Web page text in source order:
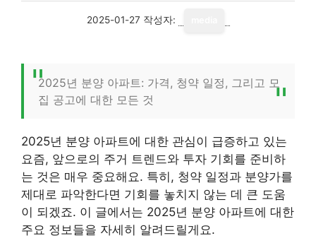
2025-01-27 작성자:
2025년 분양 아파트: 가격, 청약 일정, 그리고 모
집 공고에 대한 모든 것
2025년 분양 아파트에 대한 관심이 급증하고 있는
요즘, 앞으로의 주거 트렌드와 투자 기회를 준비하
는 것은 매우 중요해요. 특히, 청약 일정과 분양가를
제대로 파악한다면 기회를 놓치지 않는 데 큰 도움
이 되겠죠. 이 글에서는 2025년 분양 아파트에 대한
주요 정보들을 자세히 알려드릴게요.